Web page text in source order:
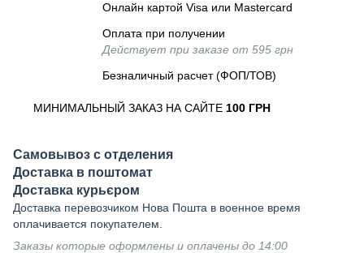
Онлайн картой Visa или Mastercard
Оплата при получении
Действует при заказе от 595 грн
Безналичный расчет (ФОП/ТОВ)
МИНИМАЛЬНЫЙ ЗАКАЗ НА САЙТЕ 100 ГРН
Самовывоз с отделения
Доставка в поштомат
Доставка курьєром
Доставка перевозчиком Нова Пошта в военное время
оплачивается покупателем.
Заказы которые оформлены и оплачены до 14:00